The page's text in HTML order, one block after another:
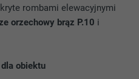
rombami elewacyjnymi
orzechowy brąz P.10 i
obiektu